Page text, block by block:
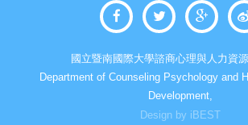
國立暨南國際大學諮商心理與人力資
Department of Counseling Psychology and
Development,
Design by iBEST